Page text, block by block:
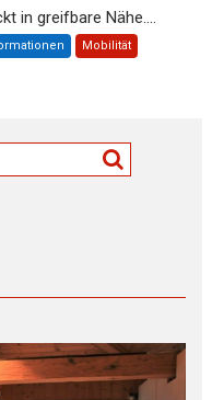
in greifbare Nähe....
Mobilität